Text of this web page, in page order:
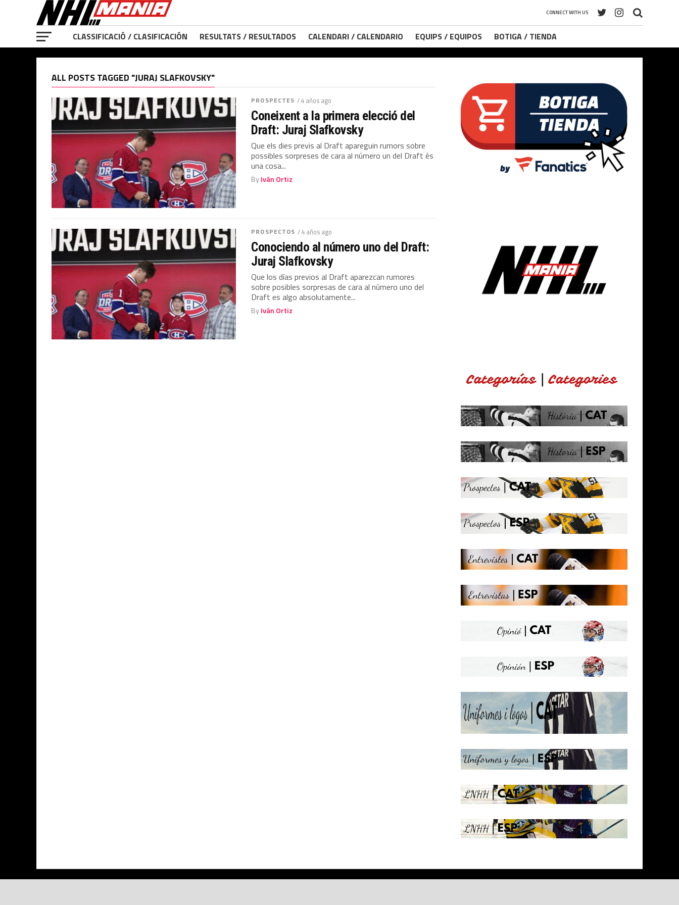
CONNECT WITH US
CLASSIFICACIÓ / CLASIFICACIÓN RESULTATS / RESULTADOS CALENDARI / CALENDARIO EQUIPS / EQUIPOS BOTIGA / TIENDA
ALL POSTS TAGGED "JURAJ SLAFKOVSKY"
PROSPECTES / 4 años ago
Coneixent a la primera elecció del
Draft: Juraj Slafkovsky
Que els dies previs al Draft apareguin rumors sobre
possibles sorpreses de cara al número un del Draft és
una cosa...
ByIván Ortiz
PROSPECTOS / 4 años ago
Conociendo al número uno del Draft:
Juraj Slafkovsky
Que los días previos al Draft aparezcan rumores
sobre posibles sorpresas de cara al número uno del
Draft es algo absolutamente...
ByIván Ortiz